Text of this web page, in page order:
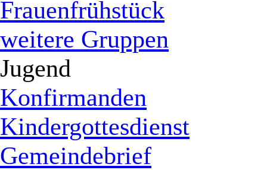
Frauenfrühstück
weitere Gruppen
Jugend
Konfirmanden
Kindergottesdienst
Gemeindebrief